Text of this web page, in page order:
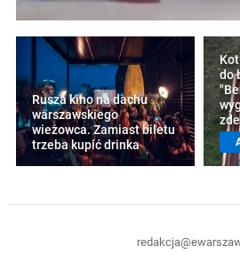
Rusza kino na dachu
warszawskiego
wieżowca. Zamiast biletu
trzeba kupić drinka
do